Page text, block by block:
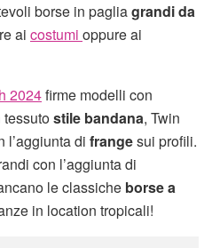
borse in pagliagrandida
ai costumi oppure ai
2024firme modelli con
stile bandana, Twin
l’aggiunta di frangesui profili.
con l’aggiunta di
le classiche borse a
in location tropicali!